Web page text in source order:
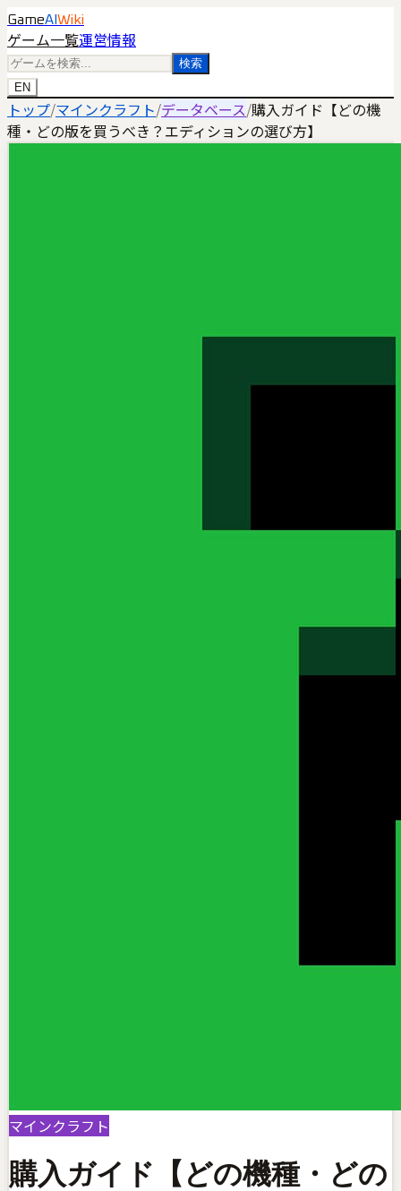
GameAI Wiki
ゲーム一覧運営情報
検索
EN
トップ/マインクラフト/データベース/購入ガイド【どの機
種・どの版を買うべき？エディションの選び方】
マインクラフト
購入ガイド【どの機種・どの